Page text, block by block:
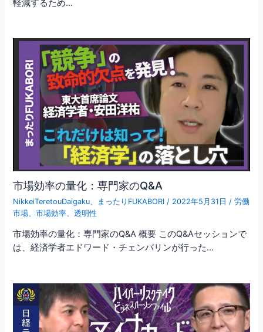
軽減するため…
市場効率の量化：専門家のQ&A
NikkeiTeretouDaigaku まったりFUKABORI / 2022年5月31日 /労働
市場 、市場効率 、透明性
市場効率の量化：専門家のQ&A 概要 このQ&Aセッションで
は、経済学者エドワード・チェンバリンが行った…